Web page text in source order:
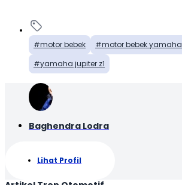
motor bebek
motor bebek yamaha
yamaha jupiter z1
Baghendra Lodra
Lihat Profil